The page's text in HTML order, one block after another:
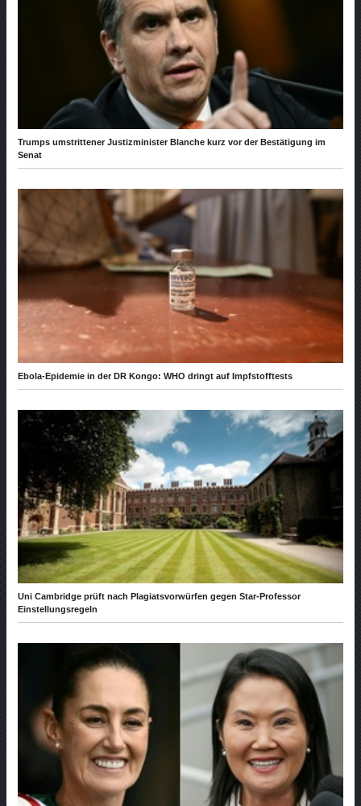
Trumps umstrittener Justizminister Blanche kurz vor der Bestätigung im
Senat
Ebola-Epidemie in der DR Kongo: WHO dringt auf Impfstofftests
Uni Cambridge prüft nach Plagiatsvorwürfen gegen Star-Professor
Einstellungsregeln